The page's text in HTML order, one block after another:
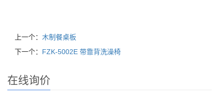
上一个： 木制餐桌板
下一个： FZK-5002E 带靠背洗澡椅
在线询价